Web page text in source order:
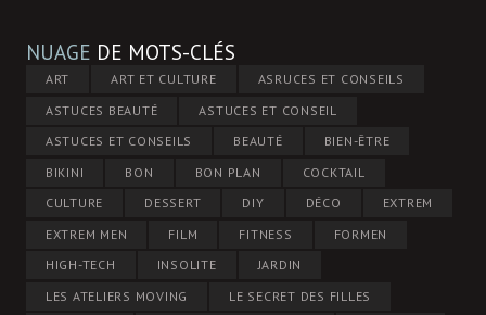
NUAGE DE MOTS-CLÉS
ART ART ET CULTURE
ASRUCES ET CONSEILS
ASTUCES BEAUTÉ
ASTUCES ET CONSEIL
ASTUCES ET CONSEILS
BEAUTÉ
BIEN-ÊTRE
BIKINI
BON BON PLAN
COCKTAIL
CULTURE
DESSERT DIY DÉCO
EXTREM
EXTREM MEN
FILM FITNESS
FORMEN
HIGH-TECH
INSOLITE
JARDIN
LES ATELIERS MOVING
LE SECRET DES FILLES